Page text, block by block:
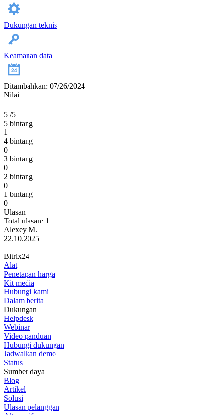
Dukungan teknis
Keamanan data
Ditambahkan: 07/26/2024
Nilai
5 /5
5 bintang
1
4 bintang
0
3 bintang
0
2 bintang
0
1 bintang
0
Ulasan
Total ulasan: 1
Alexey M.
22.10.2025
Bitrix24
Alat
Penetapan harga
Kit media
Hubungi kami
Dalam berita
Dukungan
Helpdesk
Webinar
Video panduan
Hubungi dukungan
Jadwalkan demo
Status
Sumber daya
Blog
Artikel
Solusi
Ulasan pelanggan